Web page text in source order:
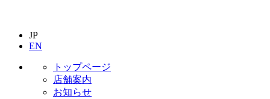
JP
EN
トップページ
店舗案内
お知らせ